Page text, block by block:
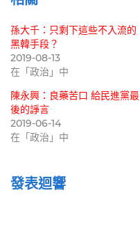
孫大千：只剩下這些不入流的
黑韓手段？
2019-08-13
在「政治」中
陳永興：良藥苦口 給民進黨最
後的諍言
2019-06-14
在「政治」中
發表迴響